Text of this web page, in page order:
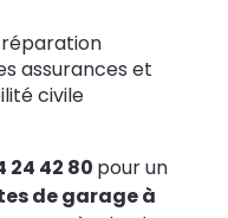
assurances et
civile
24 42 80 pour un
de garage à